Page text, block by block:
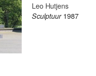
Leo Hutjens
Sculptuur 1987